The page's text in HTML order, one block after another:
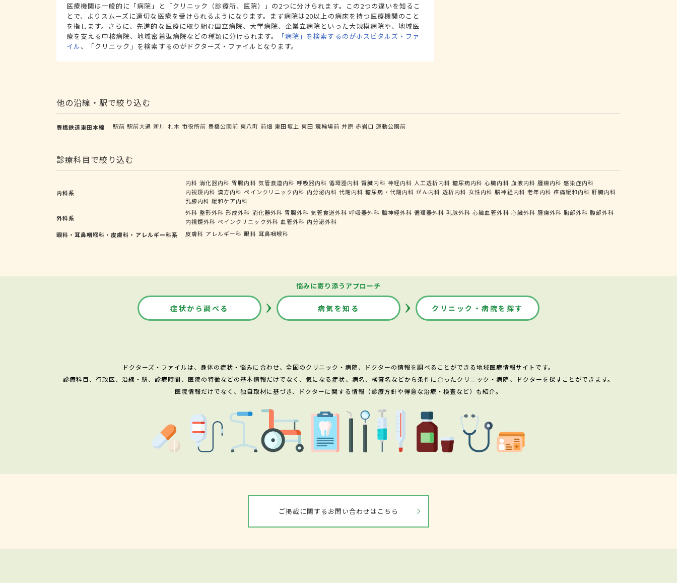
医療機関は一般的に「病院」と「クリニック（診療所、医院）」の2つに分けられます。この2つの違いを知るこ
とで、よりスムーズに適切な医療を受けられるようになります。まず病院は20以上の病床を持つ医療機関のこと
を指します。さらに、先進的な医療に取り組む国立病院、大学病院、企業立病院といった大規模病院や、地域医
療を支える中核病院、地域密着型病院などの種類に分けられます。
「病院」を検索するのがホスピタルズ・ファ
イル、「クリニック」を検索するのがドクターズ・ファイルとなります。
他の沿線・駅で絞り込む
豊橋鉄道東田本線 駅前 駅前大通 新川 札木 市役所前 豊橋公園前 東八町 前畑 東田坂上 東田 競輪場前 井原 赤岩口 運動公園前
診療科目で絞り込む
内科系
内科 消化器内科 胃腸内科 気管食道内科 呼吸器内科 循環器内科 腎臓内科 神経内科 人工透析内科 糖尿病内科 心臓内科 血液内科 腫瘍内科 感染症内科
内視鏡内科 漢方内科 ペインクリニック内科 内分泌内科 代謝内科 糖尿病・代謝内科 がん内科 透析内科 女性内科 脳神経内科 老年内科 疼痛緩和内科 肝臓内科
乳腺内科 緩和ケア内科
外科系
外科 整形外科 形成外科 消化器外科 胃腸外科 気管食道外科 呼吸器外科 脳神経外科 循環器外科 乳腺外科 心臓血管外科 心臓外科 腫瘍外科 胸部外科 腹部外科
内視鏡外科 ペインクリニック外科 血管外科 内分泌外科
眼科・耳鼻咽喉科・皮膚科・アレルギー科系
皮膚科 アレルギー科 眼科 耳鼻咽喉科
悩みに寄り添うアプローチ
症状から調べる 病気を知る クリニック・病院を探す
ドクターズ・ファイルは、身体の症状・悩みに合わせ、全国のクリニック・病院、ドクターの情報を調べることができる地域医療情報サイトです。
診療科目、行政区、沿線・駅、診療時間、医院の特徴などの基本情報だけでなく、気になる症状、病名、検査名などから条件に合ったクリニック・病院、ドクターを探すことができます。
医院情報だけでなく、独自取材に基づき、ドクターに関する情報（診療方針や得意な治療・検査など）も紹介。
ご掲載に関するお問い合わせはこちら